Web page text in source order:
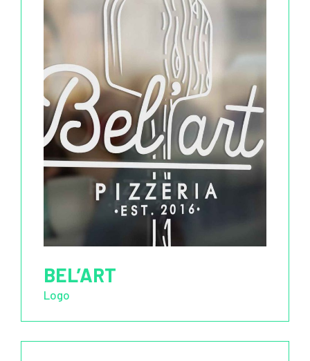
BEL’ART
Logo